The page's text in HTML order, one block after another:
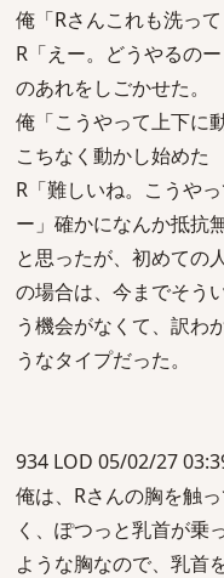
俺「Rさんこれも洗っ
R「えー。どうやるの
のあれをしごかせた。
俺「こうやって上下に
こちなく動かし始めた
R「難しいね。こうや
ー」確かになんか抵抗
と思ったが、初めての
の場合は、今までそう
う機会がなくて、訳わ
うなタイプだった。
934 LOD 05/02/27
俺は、Rさんの胸を触
く、ぽつっと乳首が乗
ような胸なので、乳首